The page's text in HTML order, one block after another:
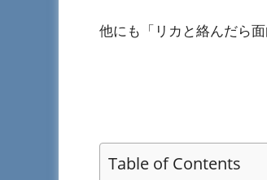
他にも「リカと絡んだら
Table of Contents